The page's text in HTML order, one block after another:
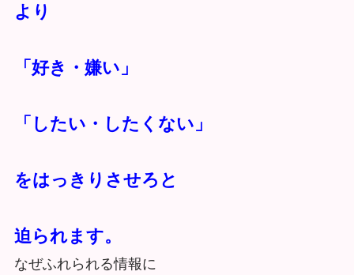
より
「好き・嫌い」
「したい・したくない」
をはっきりさせろと
迫られます。
なぜふれられる情報に